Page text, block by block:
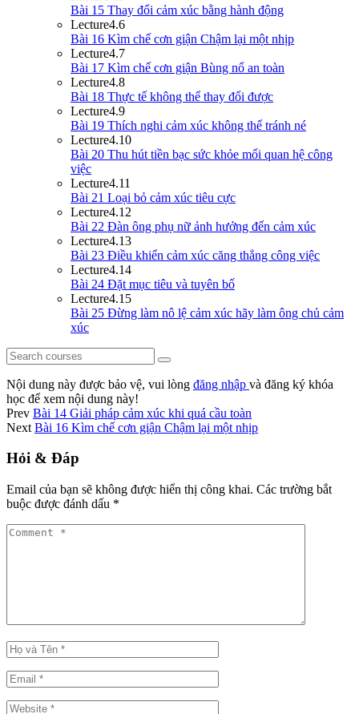
Bài 15 Thay đổi cảm xúc bằng hành động
Lecture4.6
Bài 16 Kìm chế cơn giận Chậm lại một nhịp
Lecture4.7
Bài 17 Kìm chế cơn giận Bùng nổ an toàn
Lecture4.8
Bài 18 Thực tế không thể thay đổi được
Lecture4.9
Bài 19 Thích nghi cảm xúc không thể tránh né
Lecture4.10
Bài 20 Thu hút tiền bạc sức khỏe mối quan hệ công
việc
Lecture4.11
Bài 21 Loại bỏ cảm xúc tiêu cực
Lecture4.12
Bài 22 Đàn ông phụ nữ ảnh hưởng đến cảm xúc
Lecture4.13
Bài 23 Điều khiển cảm xúc căng thẳng công việc
Lecture4.14
Bài 24 Đặt mục tiêu và tuyên bố
Lecture4.15
Bài 25 Đừng làm nô lệ cảm xúc hãy làm ông chủ cảm
xúc
Nội dung này được bảo vệ, vui lòng đăng nhập và đăng ký khóa
học để xem nội dung này!
Prev Bài 14 Giải pháp cảm xúc khi quá cầu toàn
Next Bài 16 Kìm chế cơn giận Chậm lại một nhịp
Hỏi & Đáp
Email của bạn sẽ không được hiển thị công khai. Các trường bắt
buộc được đánh dấu *